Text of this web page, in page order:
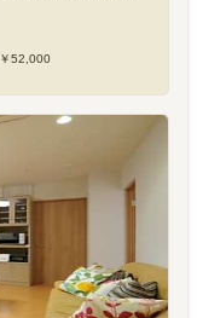
￥52,000